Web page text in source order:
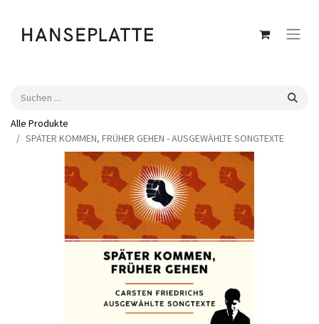
Alle Produkte
SPÄTER KOMMEN, FRÜHER GEHEN - AUSGEWÄHLTE SONGTEXTE